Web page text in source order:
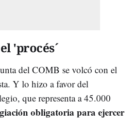
'procés´
del COMB se volcó con el
Y lo hizo a favor del
que representa a 45.000
obligatoria para ejercer